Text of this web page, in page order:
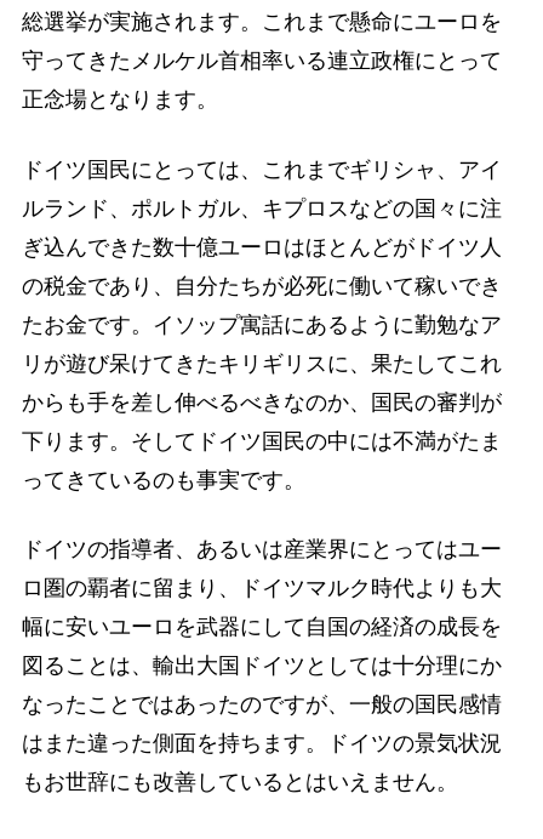
総選挙が実施されます。これまで懸命にユーロを
守ってきたメルケル首相率いる連立政権にとって
正念場となります。
ドイツ国民にとっては、これまでギリシャ、アイ
ルランド、ポルトガル、キプロスなどの国々に注
ぎ込んできた数十億ユーロはほとんどがドイツ人
の税金であり、自分たちが必死に働いて稼いでき
たお金です。イソップ寓話にあるように勤勉なア
リが遊び呆けてきたキリギリスに、果たしてこれ
からも手を差し伸べるべきなのか、国民の審判が
下ります。そしてドイツ国民の中には不満がたま
ってきているのも事実です。
ドイツの指導者、あるいは産業界にとってはユー
ロ圏の覇者に留まり、ドイツマルク時代よりも大
幅に安いユーロを武器にして自国の経済の成長を
図ることは、輸出大国ドイツとしては十分理にか
なったことではあったのですが、一般の国民感情
はまた違った側面を持ちます。ドイツの景気状況
もお世辞にも改善しているとはいえません。